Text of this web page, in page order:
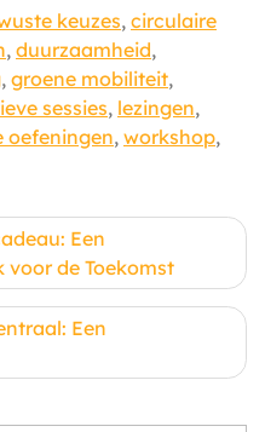
keuzes, circulaire
, duurzaamheid,
, groene mobiliteit,
sessies, lezingen,
oefeningen, workshop,
Een
voor de Toekomst
Een